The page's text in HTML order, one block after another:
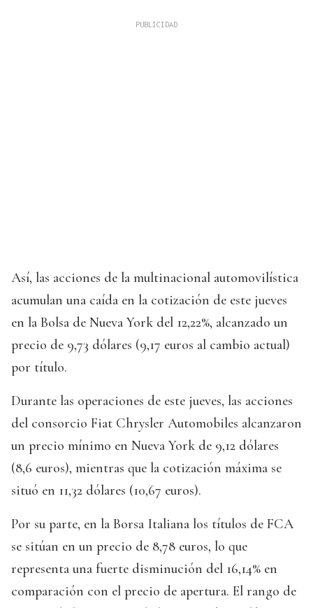
Así, las acciones de la multinacional automovilística
acumulan una caída en la cotización de este jueves
en la Bolsa de Nueva York del 12,22%, alcanzado un
precio de 9,73 dólares (9,17 euros al cambio actual)
por título.
Durante las operaciones de este jueves, las acciones
del consorcio Fiat Chrysler Automobiles alcanzaron
un precio mínimo en Nueva York de 9,12 dólares
(8,6 euros), mientras que la cotización máxima se
situó en 11,32 dólares (10,67 euros).
Por su parte, en la Borsa Italiana los títulos de FCA
se sitúan en un precio de 8,78 euros, lo que
representa una fuerte disminución del 16,14% en
comparación con el precio de apertura. El rango de